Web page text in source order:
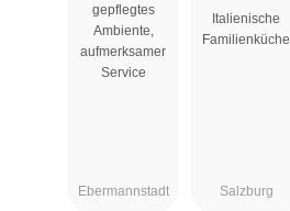
gepflegtes
Ambiente,
aufmerksamer
Service
Ebermannstadt
Italienische
Familienküche
Salzburg